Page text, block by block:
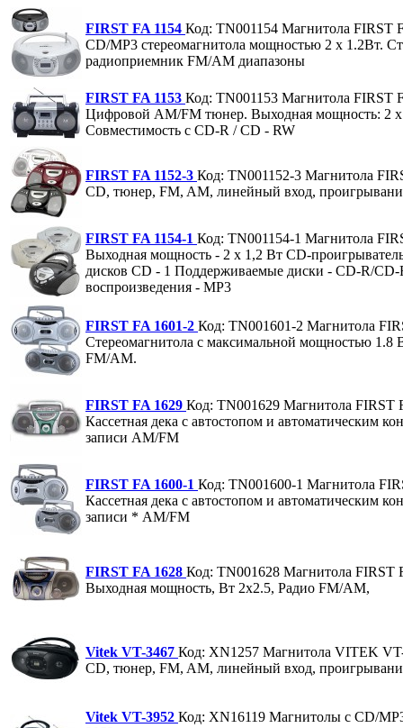
FIRST FA 1154 Код: TN001154 Магнитола FIRST
CD/MP3 стереомагнитола мощностью 2 х 1.2Вт.
радиоприемник FM/AM диапазоны
FIRST FA 1153 Код: TN001153 Магнитола FIRST
Цифровой AM/FM тюнер. Выходная мощность: 2
Совместимость с CD-R / CD - RW
FIRST FA 1152-3 Код: TN001152-3 Магнитола
CD, тюнер, FM, AM, линейный вход,
FIRST FA 1154-1 Код: TN001154-1 Магнитола
Выходная мощность - 2 х 1,2 Вт CD-
дисков CD - 1 Поддерживаемые диски - CD-R/
воспроизведения - MP3
FIRST FA 1601-2 Код: TN001601-2 Магнитола
Стереомагнитола с максимальной мощностью 1.8
FM/AM.
FIRST FA 1629 Код: TN001629 Магнитола FIRST
Кассетная дека с автостопом и автоматическим
записи АМ/FМ
FIRST FA 1600-1 Код: TN001600-1 Магнитола
Кассетная дека с автостопом и автоматическим
записи * АМ/FМ
FIRST FA 1628 Код: TN001628 Магнитола FIRST
Выходная мощность, Вт 2х2.5, Радио FM/AM,
Vitek VT-3467 Код: XN1257 Магнитола VITEK
CD, тюнер, FM, AM, линейный вход,
Vitek VT-3952 Код: XN16119 Магнитолы с CD/